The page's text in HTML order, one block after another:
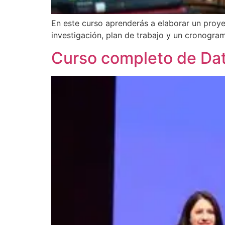
En este curso aprenderás a elaborar un
investigación, plan de trabajo y un
Curso completo de